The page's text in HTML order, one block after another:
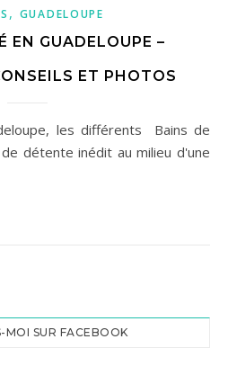
, GUADELOUPE
EN GUADELOUPE –
ET PHOTOS
détente inédit au milieu d'une
MOI SUR FACEBOOK